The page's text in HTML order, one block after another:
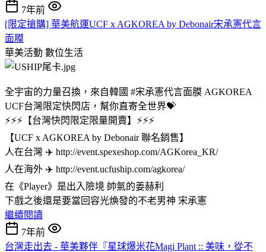
7年前
[限定搶購] 華美航運UCF x AGKOREA by Debonair宋承憲代言
面膜
華美活動 數位生活
全宇宙的力量召換，來自韓國 #宋承憲代言面膜 AGKOREA
UCF台灣限定快閃店，幫你直寄全世界💝
⚡⚡⚡【台灣快閃限定限量開賣】⚡⚡⚡
【UCF x AGKOREA by Debonair 聯名銷售】
人在台灣 ✈️ http://event.spexeshop.com/AGKorea_KR/
人在海外 ✈️ http://event.ucfuship.com/agkorea/
在《Player》是出入險境 帥氣的姜赫利
下戲之後還是要當回容光煥發的不老男神 宋承憲
繼續閱讀
7年前
台灣走出去 - 華美夥伴『星球爆米花Magi Plant :: 美味，從不